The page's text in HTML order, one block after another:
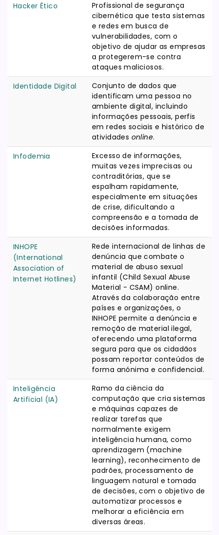
Hacker Ético
Profissional de segurança
cibernética que testa sistemas
e redes em busca de
vulnerabilidades, com o
objetivo de ajudar as empresas
a protegerem-se contra
ataques maliciosos.
Identidade Digital
Conjunto de dados que
identificam uma pessoa no
ambiente digital, incluindo
informações pessoais, perfis
em redes sociais e histórico de
atividades online.
Infodemia
Excesso de informações,
muitas vezes imprecisas ou
contraditórias, que se
espalham rapidamente,
especialmente em situações
de crise, dificultando a
compreensão e a tomada de
decisões informadas.
INHOPE
(International
Association of
Internet Hotlines)
Rede internacional de linhas de
denúncia que combate o
material de abuso sexual
infantil (Child Sexual Abuse
Material - CSAM) online.
Através da colaboração entre
países e organizações, o
INHOPE permite a denúncia e
remoção de material ilegal,
oferecendo uma plataforma
segura para que os cidadãos
possam reportar conteúdos de
forma anónima e confidencial.
Inteligência
Artificial (IA)
Ramo da ciência da
computação que cria sistemas
e máquinas capazes de
realizar tarefas que
normalmente exigem
inteligência humana, como
aprendizagem (machine
learning), reconhecimento de
padrões, processamento de
linguagem natural e tomada
de decisões, com o objetivo de
automatizar processos e
melhorar a eficiência em
diversas áreas.